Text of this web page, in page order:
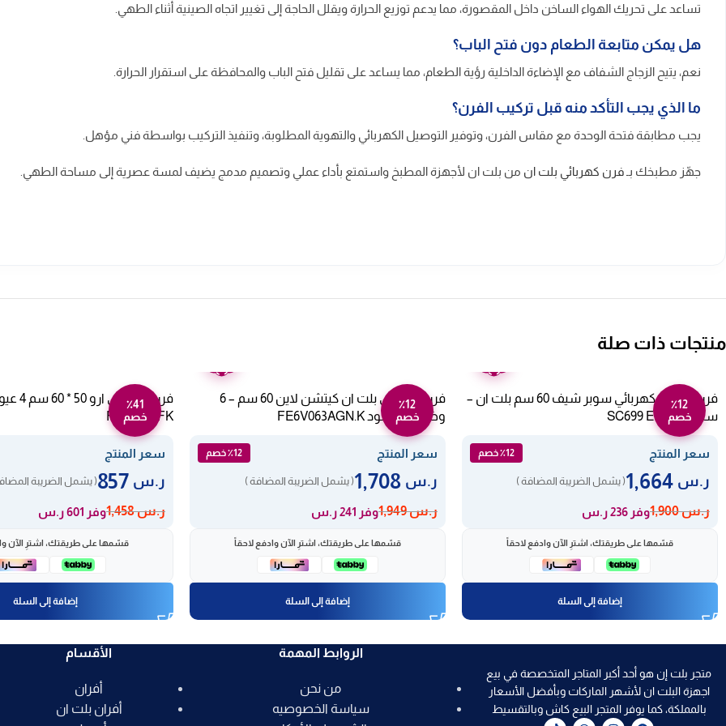
تساعد على تحريك الهواء الساخن داخل المقصورة، مما يدعم توزيع الحرارة ويقلل الحاجة إلى تغيير اتجاه الصينية أثناء الطهي.
هل يمكن متابعة الطعام دون فتح الباب؟
نعم، يتيح الزجاج الشفاف مع الإضاءة الداخلية رؤية الطعام، مما يساعد على تقليل فتح الباب والمحافظة على استقرار الحرارة.
ما الذي يجب التأكد منه قبل تركيب الفرن؟
يجب مطابقة فتحة الوحدة مع مقاس الفرن، وتوفير التوصيل الكهربائي والتهوية المطلوبة، وتنفيذ التركيب بواسطة فني مؤهل.
جهّز مطبخك بـ فرن كهربائي بلت ان من بلت ان لأجهزة المطبخ واستمتع بأداء عملي وتصميم مدمج يضيف لمسة عصرية إلى مساحة الطهي.
منتجات ذات صلة
٪12
خصم
فرن ايطالي كهربائي سوبر شيف 60 سم بلت ان –
ستيل SC699 E11MM
سعر المنتج ٪12 خصم
ر.س ( يشمل الضريبة المضافة )
ر.س1,900 وفر 236 ر.س
قسّمها على طريقتك، اشترِ الآن وادفع لاحقاً
إضافة إلى السلة
٪12
خصم
فرن كهربائي بلت ان كيتشن لاين 60 سم – 6
وظائف – أسود FE6V063AGN.K
سعر المنتج ٪12 خصم
ر.س ( يشمل الضريبة المضافة )
ر.س1,949 وفر 241 ر.س
قسّمها على طريقتك، اشترِ الآن وادفع لاحقاً
إضافة إلى السلة
٪41
خصم
فرن
RO-50LEFK
سعر المنتج
ر.س ( يشمل الضريبة
ر.س1,458 وفر 601 ر.س
قسّمها على طريقتك، اشترِ الآن
إضافة إلى السلة
متجر بلت إن هو أحد أكبر المتاجر المتخصصة في بيع
اجهزة البلت ان لأشهر الماركات وبأفضل الأسعار
بالمملكة، كما يوفر المتجر البيع كاش وبالتقسيط
الروابط المهمة
من نحن
سياسة الخصوصيه
الأقسام
أفران
أفران بلت ان